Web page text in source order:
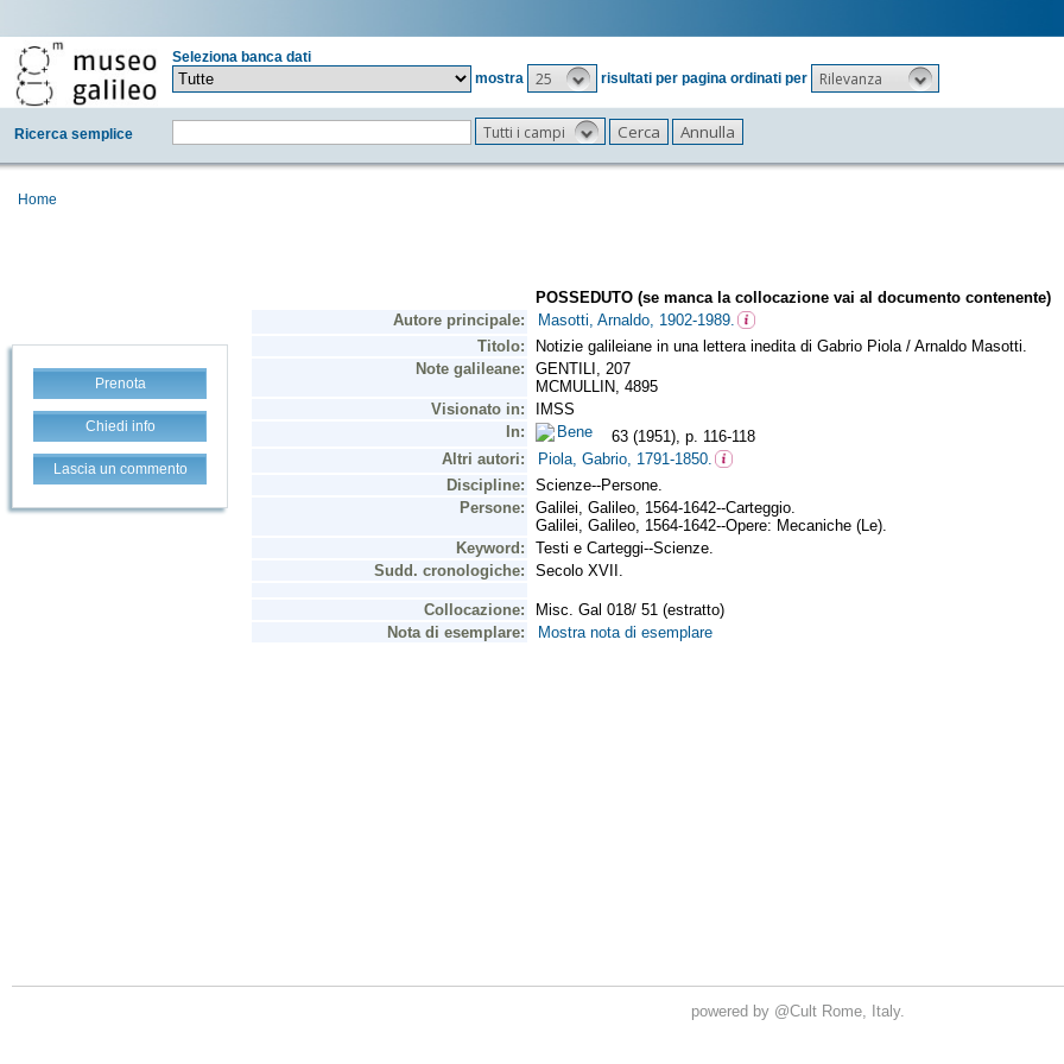
Seleziona banca dati
mostra
25 risultati per pagina ordinati per Rilevanza
Ricerca semplice Tutti i campi
Home
Prenota
Chiedi info
Lascia un commento
powered by @Cult Rome, Italy.